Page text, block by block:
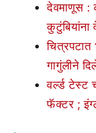
देवमाणूस :
कुटुंबियांना
चित्रपटात
गागुंलीने
वर्ल्ड टेस्ट
फॅक्टर ;